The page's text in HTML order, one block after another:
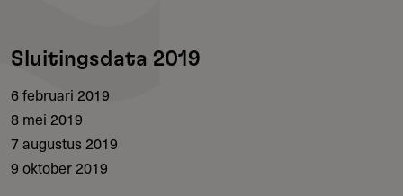
Sluitingsdata 2019
6 februari 2019
8 mei 2019
7 augustus 2019
9 oktober 2019